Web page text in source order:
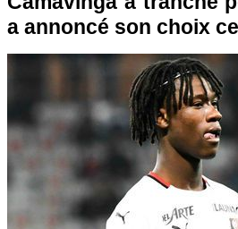
a annoncé son choix